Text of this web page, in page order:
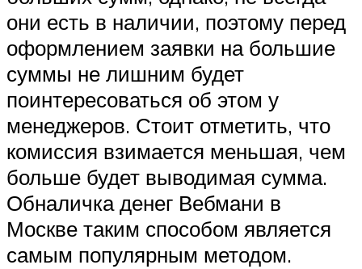
они есть в наличии, поэтому перед
оформлением заявки на большие
суммы не лишним будет
поинтересоваться об этом у
менеджеров. Стоит отметить, что
комиссия взимается меньшая, чем
больше будет выводимая сумма.
Обналичка денег Вебмани в
Москве таким способом является
самым популярным методом.